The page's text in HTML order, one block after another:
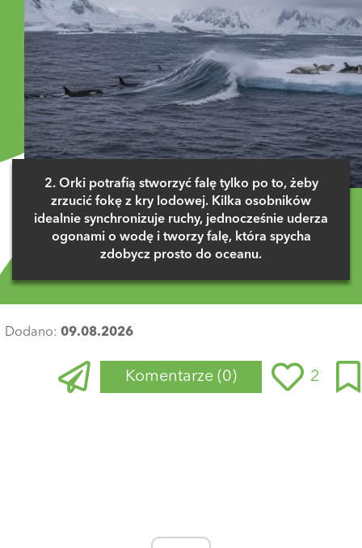
2. Orki potrafią stworzyć falę tylko po to, żeby
zrzucić fokę z kry lodowej. Kilka osobników
idealnie synchronizuje ruchy, jednocześnie uderza
ogonami o wodę i tworzy falę, która spycha
zdobycz prosto do oceanu.
Dodano: 09.08.2026
Komentarze (0) 2